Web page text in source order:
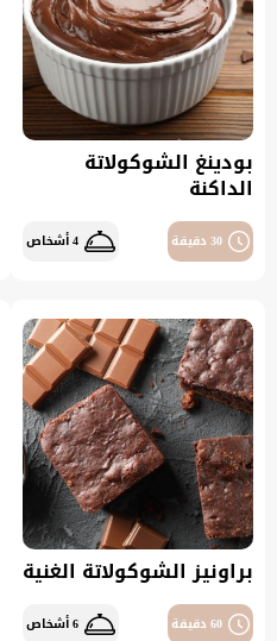
بودينغ الشوكولاتة
الداكنة
30 دقيقة 4 أشخاص
براونيز الشوكولاتة الغنية
60 دقيقة 6 أشخاص